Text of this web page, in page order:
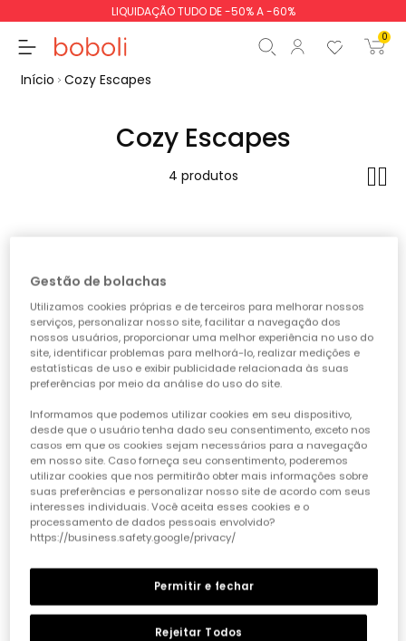
LIQUIDAÇÃO TUDO DE -50% A -60%
0
Início Cozy Escapes
Cozy Escapes
4 produtos
Calças de felpa denim elásticas para menina
Gestão de bolachas
Utilizamos cookies próprias e de terceiros para melhorar nossos
serviços, personalizar nosso site, facilitar a navegação dos
nossos usuários, proporcionar uma melhor experiência no uso do
site, identificar problemas para melhorá-lo, realizar medições e
estatísticas de uso e exibir publicidade relacionada às suas
preferências por meio da análise do uso do site.
Informamos que podemos utilizar cookies em seu dispositivo,
desde que o usuário tenha dado seu consentimento, exceto nos
casos em que os cookies sejam necessários para a navegação
em nosso site. Caso forneça seu consentimento, poderemos
utilizar cookies que nos permitirão obter mais informações sobre
suas preferências e personalizar nosso site de acordo com seus
interesses individuais. Você aceita esses cookies e o
processamento de dados pessoais envolvido?
https://business.safety.google/privacy/
Rejeitar Todos
Permitir e fechar